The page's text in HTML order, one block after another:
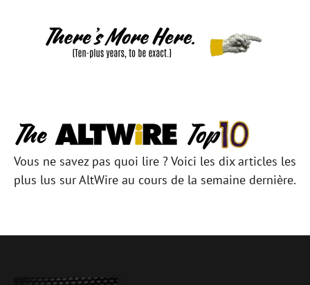
Vous ne savez pas quoi lire ? Voici les dix articles les
plus lus sur AltWire au cours de la semaine dernière.